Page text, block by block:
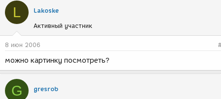
L Lakoske
Активный участник
8 июн 2006
можно картинку посмотреть?
G gresrob